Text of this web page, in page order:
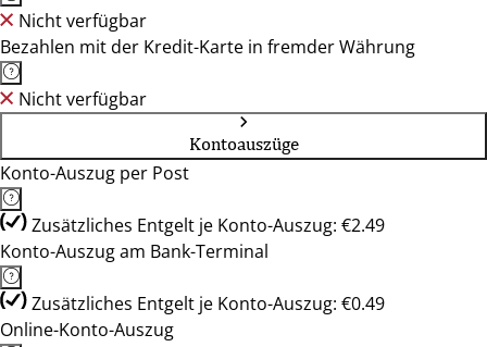
Nicht verfügbar
Bezahlen mit der Kredit-Karte in fremder Währung
Nicht verfügbar
Kontoauszüge
Konto-Auszug per Post
Zusätzliches Entgelt je Konto-Auszug: €2.49
Konto-Auszug am Bank-Terminal
Zusätzliches Entgelt je Konto-Auszug: €0.49
Online-Konto-Auszug